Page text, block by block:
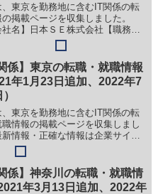
、東京を勤務地に含むIT関係の転
掲載ページを収集しました。
名】日本ＳＥ株式会社【職務】
システム基盤構築（２）システム
勤務地】東京都新宿区西新宿2－7
【詳細】転職・就職情報の詳細はこ
【会社名】株式...
係】東京の転職・就職情報
年1月23日追加、2022年7
、東京を勤務地に含むIT関係の転
情報の掲載ページを収集しまし
新情報・正確な情報は企業サイト
認ください。①【会社名】株式会
バージョン【職務】［新卒］＞＞
システムエンジニア＞＞（２）サ
エンジニア（運用...
係】神奈川の転職・就職情
年3月13日追加、2022年